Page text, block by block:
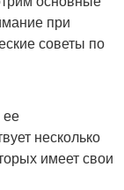
при
советы по
ее
несколько
имеет свои